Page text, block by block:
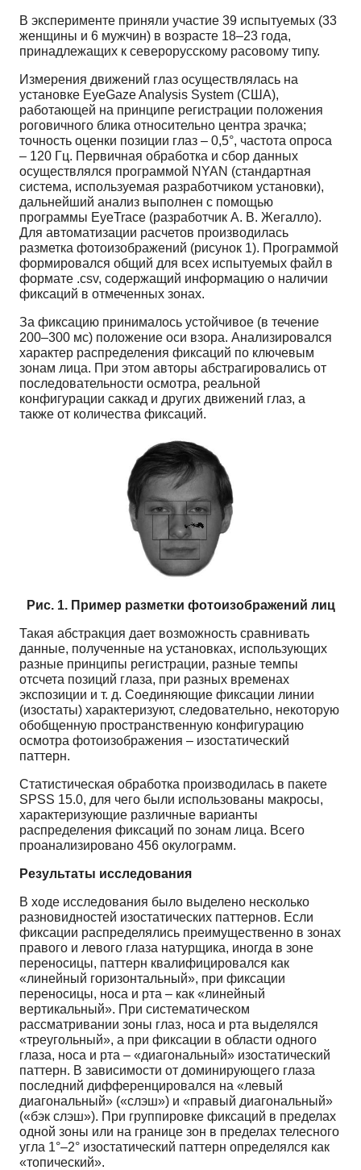
В эксперименте приняли участие 39 испытуемых (33
женщины и 6 мужчин) в возрасте 18–23 года,
принадлежащих к северорусскому расовому типу.
Измерения движений глаз осуществлялась на
установке EyeGaze Analysis System (США),
работающей на принципе регистрации положения
роговичного блика относительно центра зрачка;
точность оценки позиции глаз – 0,5°, частота опроса
– 120 Гц. Первичная обработка и сбор данных
осуществлялся программой NYAN (стандартная
система, используемая разработчиком установки),
дальнейший анализ выполнен с помощью
программы EyeTrace (разработчик А. В. Жегалло).
Для автоматизации расчетов производилась
разметка фотоизображений (рисунок 1). Программой
формировался общий для всех испытуемых файл в
формате .csv, содержащий информацию о наличии
фиксаций в отмеченных зонах.
За фиксацию принималось устойчивое (в течение
200–300 мс) положение оси взора. Анализировался
характер распределения фиксаций по ключевым
зонам лица. При этом авторы абстрагировались от
последовательности осмотра, реальной
конфигурации саккад и других движений глаз, а
также от количества фиксаций.
Рис. 1. Пример разметки фотоизображений лиц
Такая абстракция дает возможность сравнивать
данные, полученные на установках, использующих
разные принципы регистрации, разные темпы
отсчета позиций глаза, при разных временах
экспозиции и т. д. Соединяющие фиксации линии
(изостаты) характеризуют, следовательно, некоторую
обобщенную пространственную конфигурацию
осмотра фотоизображения – изостатический
паттерн.
Статистическая обработка производилась в пакете
SPSS 15.0, для чего были использованы макросы,
характеризующие различные варианты
распределения фиксаций по зонам лица. Всего
проанализировано 456 окулограмм.
Результаты исследования
В ходе исследования было выделено несколько
разновидностей изостатических паттернов. Если
фиксации распределялись преимущественно в зонах
правого и левого глаза натурщика, иногда в зоне
переносицы, паттерн квалифицировался как
«линейный горизонтальный», при фиксации
переносицы, носа и рта – как «линейный
вертикальный». При систематическом
рассматривании зоны глаз, носа и рта выделялся
«треугольный», а при фиксации в области одного
глаза, носа и рта – «диагональный» изостатический
паттерн. В зависимости от доминирующего глаза
последний дифференцировался на «левый
диагональный» («слэш») и «правый диагональный»
(«бэк слэш»). При группировке фиксаций в пределах
одной зоны или на границе зон в пределах телесного
угла 1°–2° изостатический паттерн определялся как
«топический».